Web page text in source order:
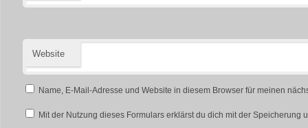
Website
Name, E-Mail-Adresse und Website in diesem Browser für meinen
Mit der Nutzung dieses Formulars erklärst du dich mit der Speicherung